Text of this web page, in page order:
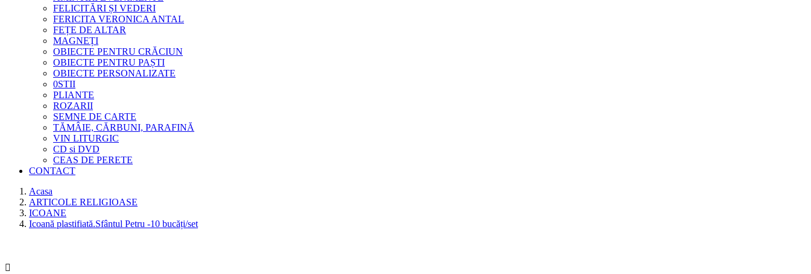
FELICITĂRI ȘI VEDERI
FERICITA VERONICA ANTAL
FEȚE DE ALTAR
MAGNEȚI
OBIECTE PENTRU CRĂCIUN
OBIECTE PENTRU PAȘTI
OBIECTE PERSONALIZATE
0STII
PLIANTE
ROZARII
SEMNE DE CARTE
TĂMÂIE, CĂRBUNI, PARAFINĂ
VIN LITURGIC
CD si DVD
CEAS DE PERETE
CONTACT
Acasa
ARTICOLE RELIGIOASE
ICOANE
Icoană plastifiată.Sfântul Petru -10 bucăți/set
